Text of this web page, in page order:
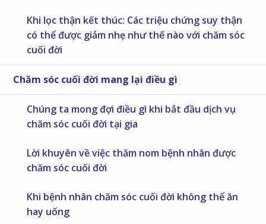
Khi lọc thận kết thúc: Các triệu chứng suy thận
có thể được giảm nhẹ như thế nào với chăm sóc
cuối đời
Chăm sóc cuối đời mang lại điều gì
Chúng ta mong đợi điều gì khi bắt đầu dịch vụ
chăm sóc cuối đời tại gia
Lời khuyên về việc thăm nom bệnh nhân được
chăm sóc cuối đời
Khi bệnh nhân chăm sóc cuối đời không thể ăn
hay uống